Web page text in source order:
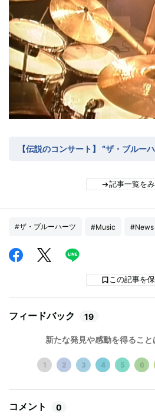
【伝説のコンサート】 “ザ・ブルー
記事一覧を
#ザ・ブルーハーツ #Music #News
この記事を
フィードバック 19
新たな発見や感動を得ること
1 2 3 4 5 6
コメント 0